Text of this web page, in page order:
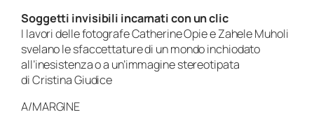
Soggetti invisibili incarnati con un clic
I lavori delle fotografe Catherine Opie e Zahele Muholi
svelano le sfaccettature di un mondo inchiodato
all’inesistenza o a un’immagine stereotipata
di Cristina Giudice
A/MARGINE